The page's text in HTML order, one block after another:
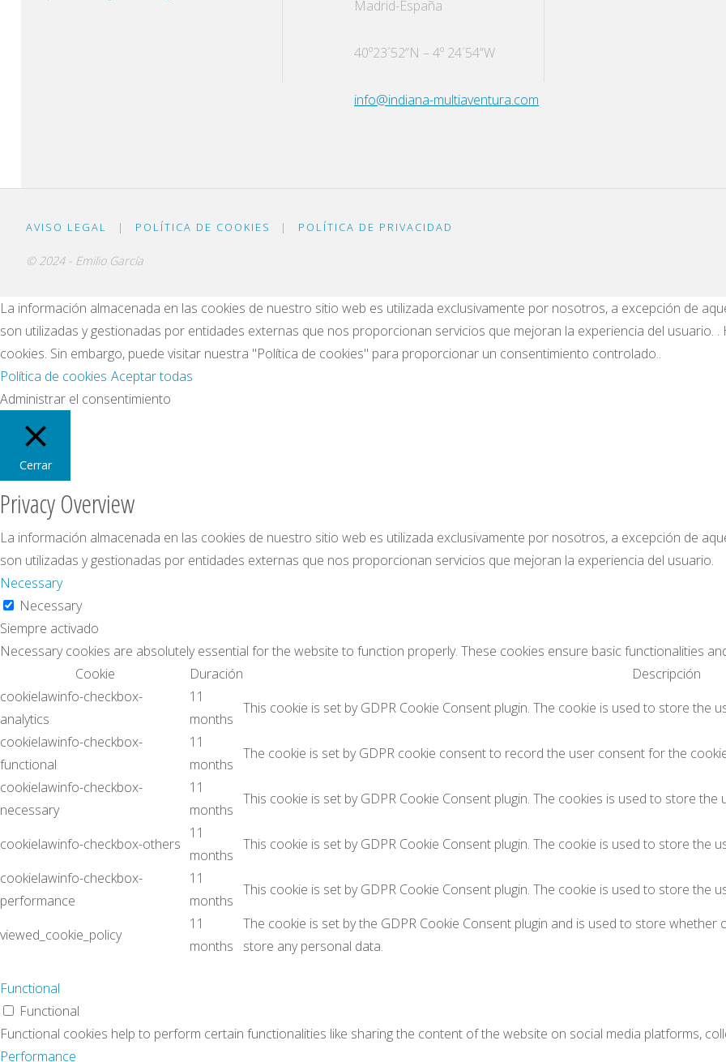
Madrid-España
40º23´52”N – 4º 24´54”W
info@indiana-multiaventura.com
AVISO LEGAL | POLÍTICA DE COOKIES | POLÍTICA DE PRIVACIDAD
© 2024 - Emilio García
La información almacenada en las cookies de nuestro sitio web es utilizada exclusivamente por nosotros, a excepción de
son utilizadas y gestionadas por entidades externas que nos proporcionan servicios que mejoran la experiencia del usuario. .
cookies. Sin embargo, puede visitar nuestra "Política de cookies" para proporcionar un consentimiento controlado..
Política de cookies Aceptar todas
Administrar el consentimiento
Cerrar
Privacy Overview
La información almacenada en las cookies de nuestro sitio web es utilizada exclusivamente por nosotros, a excepción de
son utilizadas y gestionadas por entidades externas que nos proporcionan servicios que mejoran la experiencia del usuario.
Necessary
Necessary
Siempre activado
Necessary cookies are absolutely essential for the website to function properly. These cookies ensure basic functionalities
Cookie
Duración
Descripción
cookielawinfo-checkbox-
analytics
11
months
This cookie is set by GDPR Cookie Consent plugin. The cookie is used to store the
cookielawinfo-checkbox-
functional
11
months
The cookie is set by GDPR cookie consent to record the user consent for the
cookielawinfo-checkbox-
necessary
11
months
This cookie is set by GDPR Cookie Consent plugin. The cookies is used to store
cookielawinfo-checkbox-others
11
months
This cookie is set by GDPR Cookie Consent plugin. The cookie is used to store the
cookielawinfo-checkbox-
performance
11
months
This cookie is set by GDPR Cookie Consent plugin. The cookie is used to store
viewed_cookie_policy
11
months
The cookie is set by the GDPR Cookie Consent plugin and is used to store
store any personal data.
Functional
Functional
Functional cookies help to perform certain functionalities like sharing the content of the website on social media platforms,
Performance